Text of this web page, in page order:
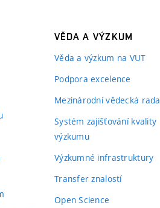
VĚDA A VÝZKUM
Věda a výzkum na VUT
Podpora excelence
Mezinárodní vědecká rada
Systém zajišťování kvality
výzkumu
Výzkumné infrastruktury
Transfer znalostí
Open Science